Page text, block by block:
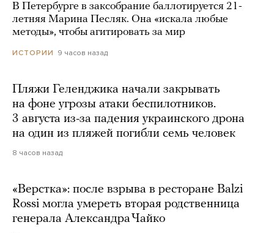
В Петербурге в заксобрание баллотируется 21-
летняя Марина Песляк. Она «искала любые
методы», чтобы агитировать за мир
ИСТОРИИ 9 часов назад
Пляжи Геленджика начали закрывать
на фоне угрозы атаки беспилотников.
3 августа из-за падения украинского дрона
на один из пляжей погибли семь человек
8 часов назад
«Верстка»: после взрыва в ресторане Balzi
Rossi могла умереть вторая родственница
генерала Александра Чайко